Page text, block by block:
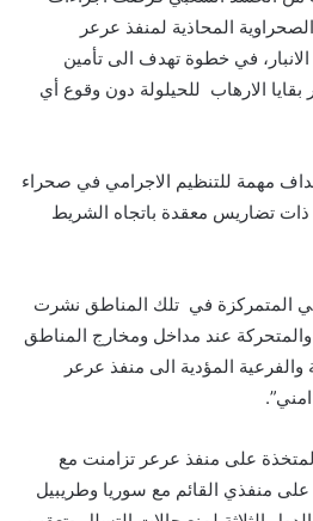
المحاذية لمنفذ عرعر
في خطوة تهدف الى تأمين
الارهاب للحيلولة دون وقوع أي
مهمة للتنظيم الاجرامي في صحراء
تضاريس معقدة باتجاه الشريط
المتمركزة في تلك المناطق نشرت
والمتحركة عند مداخل ومخارج المناطق
والفرعية المؤدية الى منفذ عرعر
المتخذة على منفذ عرعر تزامنت مع
منفذي القائم مع سوريا وطريبيل